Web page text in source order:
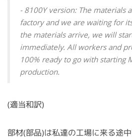
- 8100Y version: The materials
factory and we are waiting for
the materials arrive, we will
immediately. All workers and
100% ready to go with starting
production.
(適当和訳)
部材(部品)は私達の工場に来る途